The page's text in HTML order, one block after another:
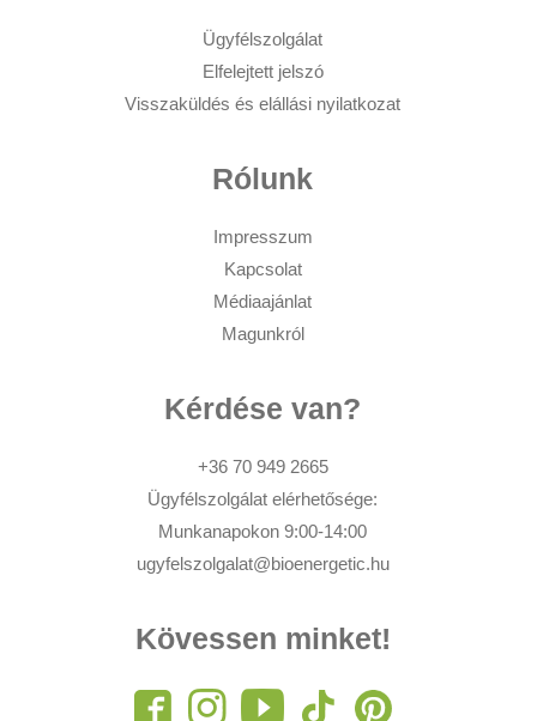
Ügyfélszolgálat
Elfelejtett jelszó
Visszaküldés és elállási nyilatkozat
Rólunk
Impresszum
Kapcsolat
Médiaajánlat
Magunkról
Kérdése van?
+36 70 949 2665
Ügyfélszolgálat elérhetősége:
Munkanapokon 9:00-14:00
ugyfelszolgalat@bioenergetic.hu
Kövessen minket!